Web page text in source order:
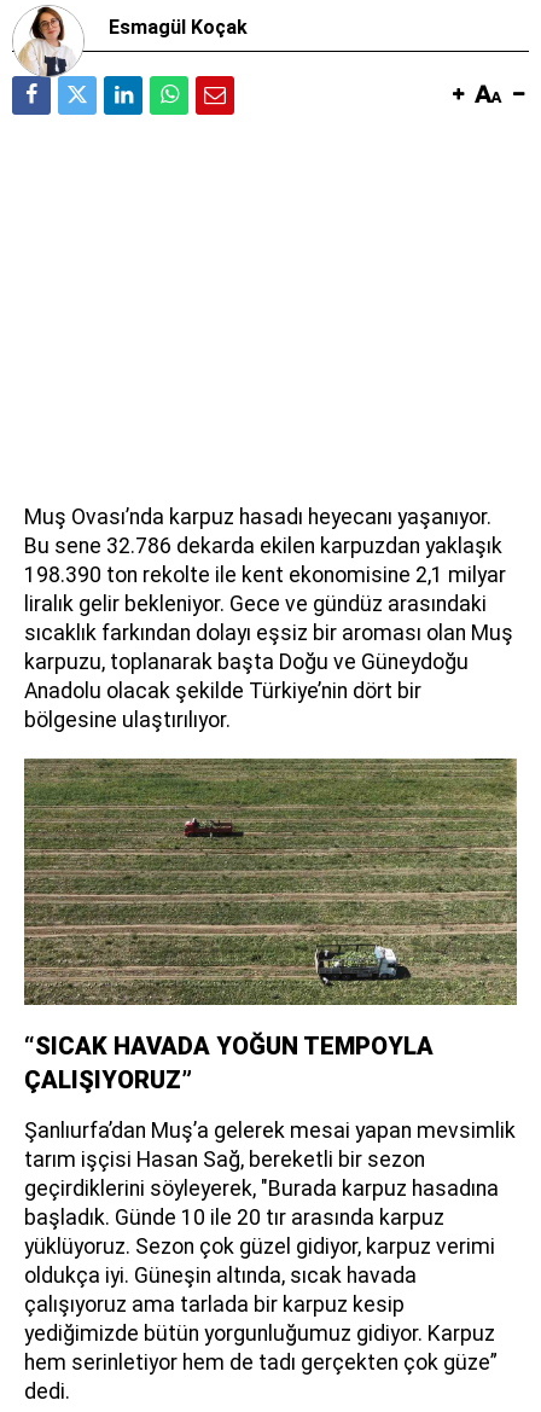
Esmagül Koçak
Muş Ovası’nda karpuz hasadı heyecanı yaşanıyor.
Bu sene 32.786 dekarda ekilen karpuzdan yaklaşık
198.390 ton rekolte ile kent ekonomisine 2,1 milyar
liralık gelir bekleniyor. Gece ve gündüz arasındaki
sıcaklık farkından dolayı eşsiz bir aroması olan Muş
karpuzu, toplanarak başta Doğu ve Güneydoğu
Anadolu olacak şekilde Türkiye’nin dört bir
bölgesine ulaştırılıyor.
“SICAK HAVADA YOĞUN TEMPOYLA
ÇALIŞIYORUZ”
Şanlıurfa’dan Muş’a gelerek mesai yapan mevsimlik
tarım işçisi Hasan Sağ, bereketli bir sezon
geçirdiklerini söyleyerek, "Burada karpuz hasadına
başladık. Günde 10 ile 20 tır arasında karpuz
yüklüyoruz. Sezon çok güzel gidiyor, karpuz verimi
oldukça iyi. Güneşin altında, sıcak havada
çalışıyoruz ama tarlada bir karpuz kesip
yediğimizde bütün yorgunluğumuz gidiyor. Karpuz
hem serinletiyor hem de tadı gerçekten çok güze”
dedi.